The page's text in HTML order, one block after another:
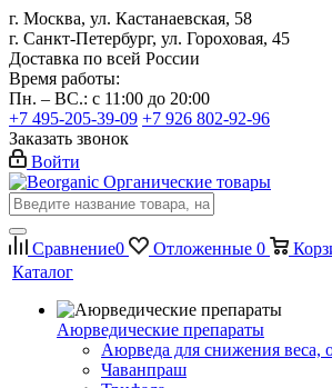
г. Москва, ул. Кастанаевская, 58
г. Санкт-Петербург, ул. Гороховая, 45
Доставка по всей России
Время работы:
Пн. – ВС.: с 11:00 до 20:00
+7 495-205-39-09 +7 926 802-92-96
Заказать звонок
Войти
Органические товары
Сравнение0 Отложенные 0
Каталог
Аюрведические препараты
Аюрведа для снижения веса,
Чаванпраш